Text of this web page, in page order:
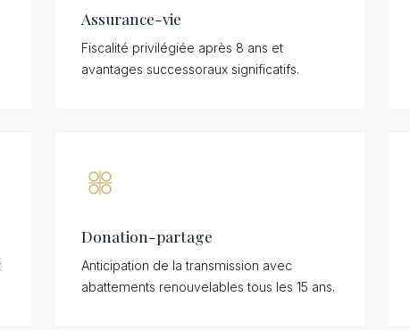
Assurance-vie
Fiscalité privilégiée après 8 ans et
avantages successoraux significatifs.
Donation-partage
Anticipation de la transmission avec
abattements renouvelables tous les 15 ans.